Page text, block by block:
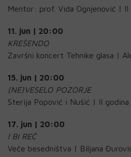
Mentor: prof. Vida Ognjenović | II
11. jun | 20:00
KREŠENDO
Završni koncert Tehnike glasa |
15. jun | 20:00
(NE)VESELO POZORJE
Sterija Popović i Nušić | II godina
17. jun | 20:00
I BI REČ
Veče besedništva | Biljana